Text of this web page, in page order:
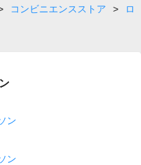
コンビニエンスストア >
ロ
ン
ン